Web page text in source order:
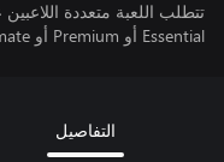
Essential أو Premium أو Ultimate (اشتراكات تُباع بشكل منفصل).
التفاصيل